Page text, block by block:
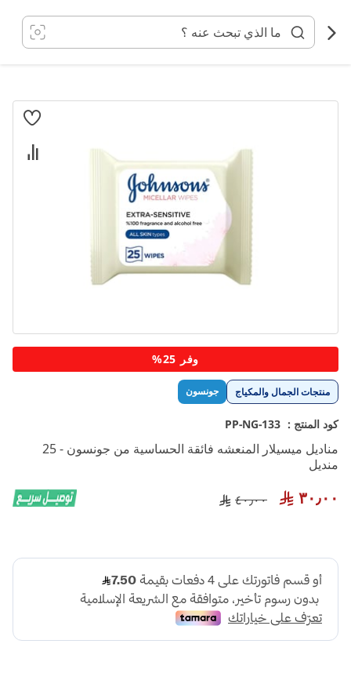
المحتوى
منتجات الجمال والمكياج جونسون
كود المنتج : PP-NG-133
مناديل ميسيلار المنعشه فائقة الحساسية من جونسون - 25
منديل
٣٠٫٠٠ ٤٠٫٠٠
انتقل
تخطي
إلى
بداية
معرض
الصور
وفر 25%